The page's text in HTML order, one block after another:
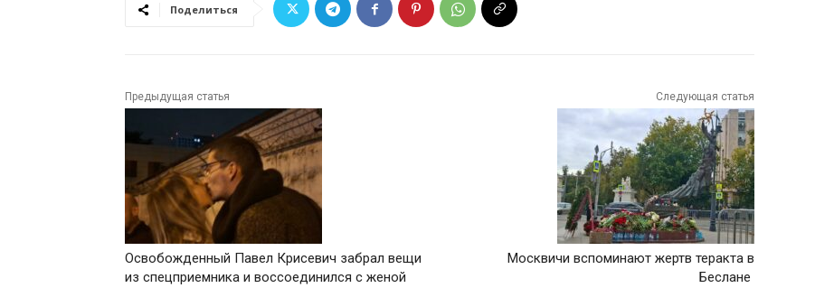
Поделиться
Предыдущая статья
Освобожденный Павел Крисевич забрал вещи
из спецприемника и воссоединился с женой
Следующая статья
Москвичи вспоминают жертв теракта в
Беслане